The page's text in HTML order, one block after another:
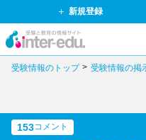
新規登録
受験情報のトップ 受験情報の掲
153コメント